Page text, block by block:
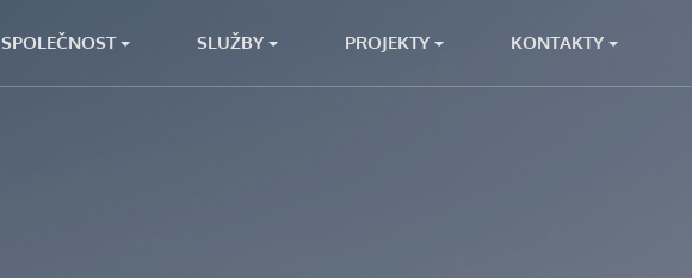
SPOLEČNOST SLUŽBY PROJEKTY KONTAKTY